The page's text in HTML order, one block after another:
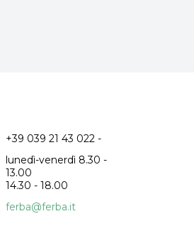
+39 039 21 43 022 -
lunedì-venerdì 8.30 -
13.00
14.30 - 18.00
ferba@ferba.it